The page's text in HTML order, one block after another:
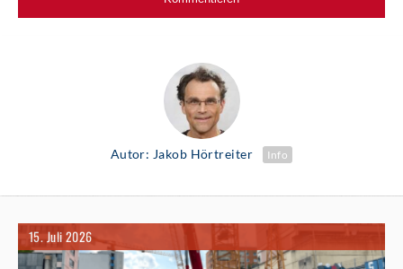
Autor: Jakob Hörtreiter Info
15. Juli 2026